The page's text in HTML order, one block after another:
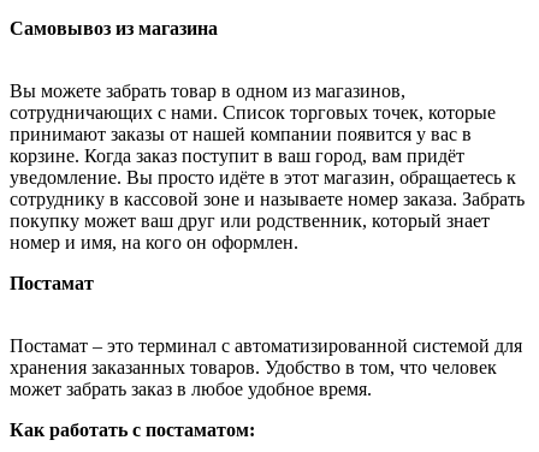
Самовывоз из магазина
Вы можете забрать товар в одном из магазинов,
сотрудничающих с нами. Список торговых точек, которые
принимают заказы от нашей компании появится у вас в
корзине. Когда заказ поступит в ваш город, вам придёт
уведомление. Вы просто идёте в этот магазин, обращаетесь к
сотруднику в кассовой зоне и называете номер заказа. Забрать
покупку может ваш друг или родственник, который знает
номер и имя, на кого он оформлен.
Постамат
Постамат – это терминал с автоматизированной системой для
хранения заказанных товаров. Удобство в том, что человек
может забрать заказ в любое удобное время.
Как работать с постаматом: